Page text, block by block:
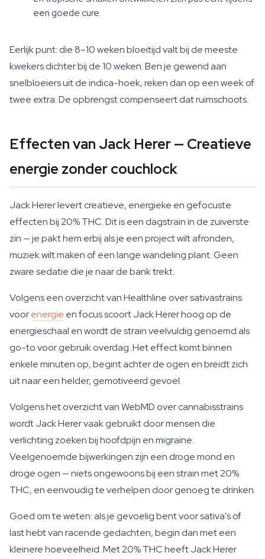
een goede cure.
Eerlijk punt: die 8–10 weken bloeitijd valt bij de meeste
kwekers dichter bij de 10 weken. Ben je gewend aan
snelbloeiers uit de indica-hoek, reken dan op een week of
twee extra. De opbrengst compenseert dat ruimschoots.
Effecten van Jack Herer — Creatieve
energie zonder couchlock
Jack Herer levert creatieve, energieke en gefocuste
effecten bij 20% THC. Dit is een dagstrain in de zuiverste
zin — je pakt hem erbij als je een project wilt afronden,
muziek wilt maken of een lange wandeling plant. Geen
zware sedatie die je naar de bank trekt.
Volgens een overzicht van Healthline over sativastrains
voorenergie en focus scoort Jack Herer hoog op de
energieschaal en wordt de strain veelvuldig genoemd als
go-to voor gebruik overdag. Het effect komt binnen
enkele minuten op, begint achter de ogen en breidt zich
uit naar een helder, gemotiveerd gevoel.
Volgens het overzicht van WebMD over cannabisstrains
wordt Jack Herer vaak gebruikt door mensen die
verlichting zoeken bij hoofdpijn en migraine.
Veelgenoemde bijwerkingen zijn een droge mond en
droge ogen — niets ongewoons bij een strain met 20%
THC, en eenvoudig te verhelpen door genoeg te drinken.
Goed om te weten: als je gevoelig bent voor sativa's of
last hebt van racende gedachten, begin dan met een
kleinere hoeveelheid. Met 20% THC heeft Jack Herer